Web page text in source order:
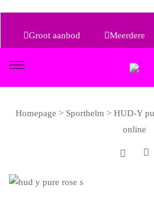
Groot aanbod
Meerdere
Homepage > Sporthelm > HUD-Y
online